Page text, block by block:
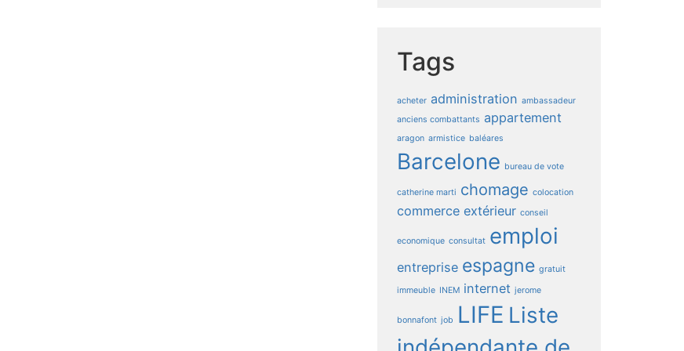
Tags
acheter administration ambassadeur
anciens combattants appartement
aragon armistice baléares
Barcelone bureau de vote
catherine marti chomage colocation
commerce extérieur conseil
economique consultat emploi
entreprise espagne gratuit
immeuble INEM internet jerome
bonnafont job LIFE Liste